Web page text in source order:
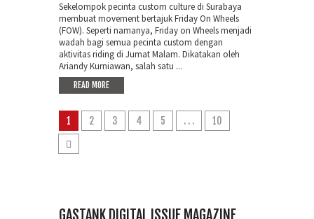
Sekelompok pecinta custom culture di Surabaya
membuat movement bertajuk Friday On Wheels
(FOW). Seperti namanya, Friday on Wheels menjadi
wadah bagi semua pecinta custom dengan
aktivitas riding di Jumat Malam. Dikatakan oleh
Ariandy Kurniawan, salah satu ...
READ MORE
1 2 3 4 5 . . . 10
GASTANK DIGITAL ISSUE MAGAZINE